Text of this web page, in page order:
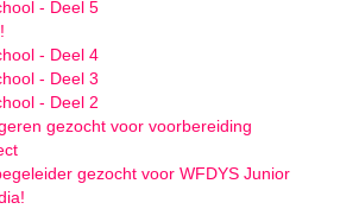
- Deel 5
- Deel 4
- Deel 3
- Deel 2
gezocht voor voorbereiding
gezocht voor WFDYS Junior